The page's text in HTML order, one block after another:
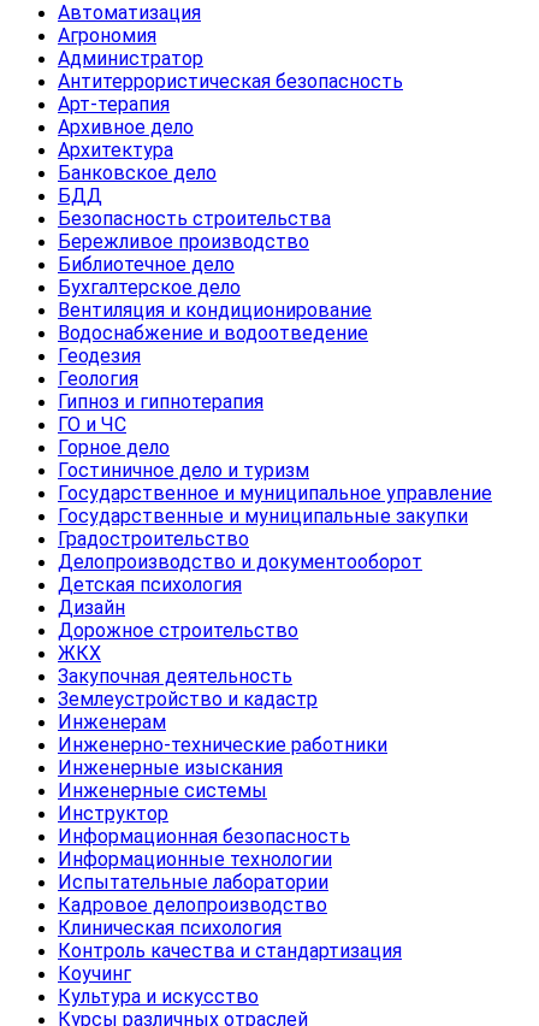
Автоматизация
Агрономия
Администратор
Антитеррористическая безопасность
Арт-терапия
Архивное дело
Архитектура
Банковское дело
БДД
Безопасность строительства
Бережливое производство
Библиотечное дело
Бухгалтерское дело
Вентиляция и кондиционирование
Водоснабжение и водоотведение
Геодезия
Геология
Гипноз и гипнотерапия
ГО и ЧС
Горное дело
Гостиничное дело и туризм
Государственное и муниципальное управление
Государственные и муниципальные закупки
Градостроительство
Делопроизводство и документооборот
Детская психология
Дизайн
Дорожное строительство
ЖКХ
Закупочная деятельность
Землеустройство и кадастр
Инженерам
Инженерно-технические работники
Инженерные изыскания
Инженерные системы
Инструктор
Информационная безопасность
Информационные технологии
Испытательные лаборатории
Кадровое делопроизводство
Клиническая психология
Контроль качества и стандартизация
Коучинг
Культура и искусство
Курсы различных отраслей